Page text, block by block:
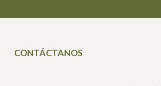
CONTÁCTANOS